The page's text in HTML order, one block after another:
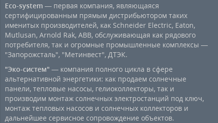
Eco-system — первая компания, являющаяся
сертифицированным прямым дистрибьютором таких
именитых производителей, как Schneider Electric, Eaton,
Mutlusan, Arnold Rak, ABB, обслуживающая как рядового
потребителя, так и огромные промышленные комплексы —
"Запорожсталь", "Метинвест", ДТЭК.
"Эко-систем" — компания полного цикла в сфере
альтернативной энергетики: как продаем солнечные
панели, тепловые насосы, гелиоколлекторы, так и
производим монтаж солнечных электростанций под ключ,
монтаж тепловых насосов и солнечных коллекторов и
дальнейшее сервисное сопровождение объектов.